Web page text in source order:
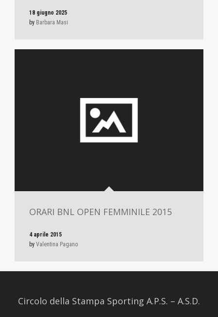
18 giugno 2025
by Barbara Masi
ORARI BNL OPEN FEMMINILE 2015
4 aprile 2015
by Valentina Pagano
Circolo della Stampa Sporting A.P.S. – A.S.D.